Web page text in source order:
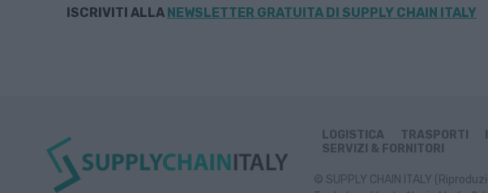
ISCRIVITI ALLA NEWSLETTER GRATUITA DI SUPPLY CHAIN ITALY
LOGISTICA TRASPORTI
SERVIZI & FORNITORI
© SUPPLY CHAIN ITALY